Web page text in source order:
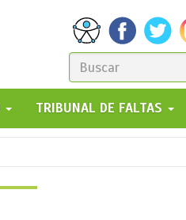
DE
GO!
TRIBUNAL DE FALTAS